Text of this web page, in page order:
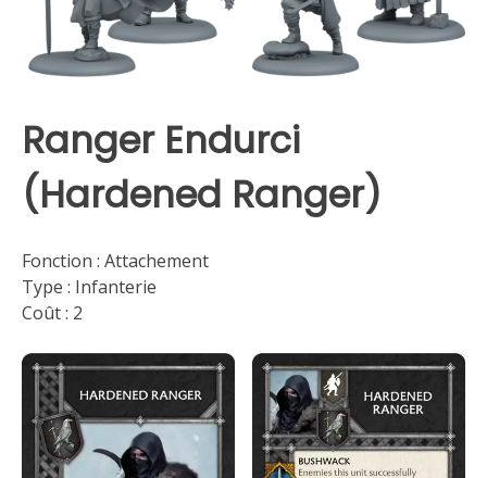
Ranger Endurci
(Hardened Ranger)
Fonction : Attachement
Type : Infanterie
Coût : 2